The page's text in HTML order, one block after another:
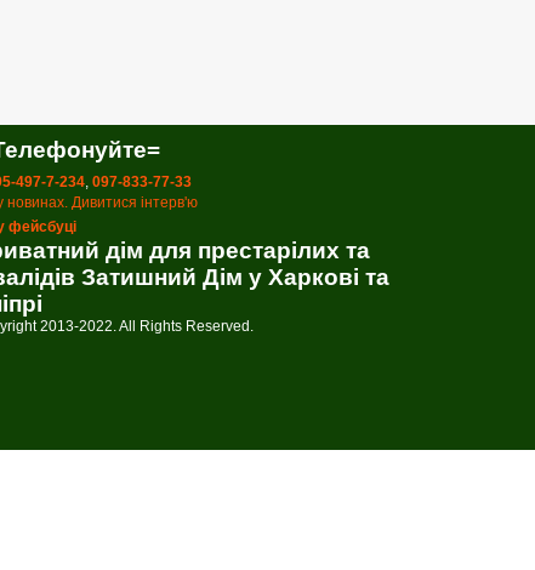
497-7-234, 097-833-77-33
новинах. Дивитися інтерв'ю
фейсбуці
дім для престарілих та
Затишний Дім у Харкові та
2013-2022. All Rights Reserved.